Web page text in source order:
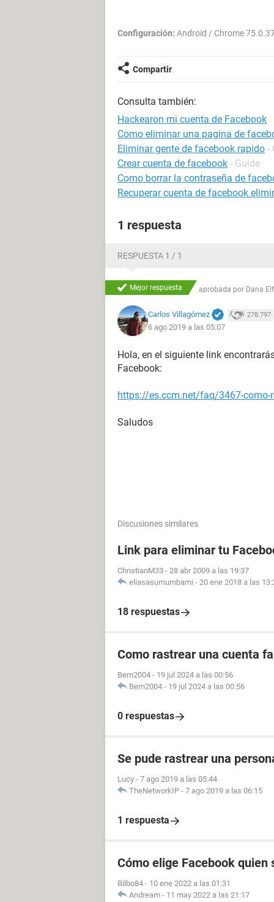
Configuración: Android / Chrome
Compartir
Consulta también:
Hackearon mi cuenta de Facebook
Como eliminar una pagina de
Eliminar gente de facebook rapido -
Crear cuenta de facebook - Guide
Como borrar la contraseña de
Recuperar cuenta de facebook
1 respuesta
RESPUESTA 1 / 1
Mejor respuesta aprobada por Dana
Carlos Villagómez 278.797
6 ago 2019 a las 05:07
Hola, en el siguiente link
Facebook:
https://es.ccm.net/faq/3467-como-
Saludos
Discusiones similares
Link para eliminar tu
ChristianM33 - 28 abr 2009 a las 19:37
eliasasumumbami - 20 ene 2018 a las
18 respuestas
Como rastrear una cuenta
Bem2004 - 19 jul 2024 a las 00:56
Bem2004 - 19 jul 2024 a las 00:56
0 respuestas
Se pude rastrear una
Lucy - 7 ago 2019 a las 05:44
TheNetworkIP - 7 ago 2019 a las 06:15
1 respuesta
Cómo elige Facebook
Bilbo84 - 10 ene 2022 a las 01:31
Andream - 11 may 2022 a las 21:17